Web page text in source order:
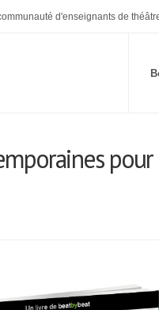
d'enseignants de